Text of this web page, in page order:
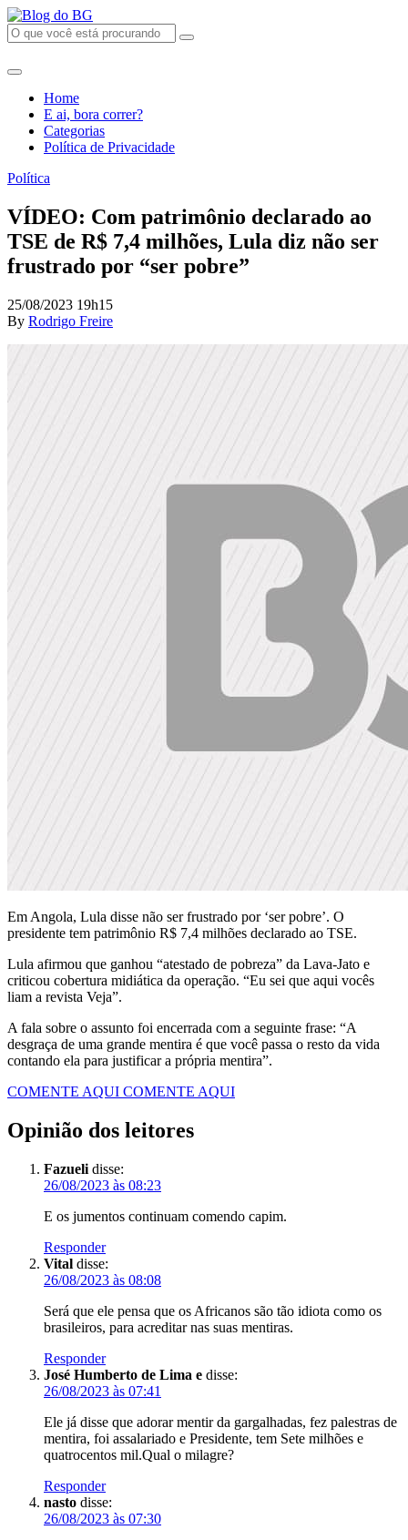
Home
E ai, bora correr?
Categorias
Política de Privacidade
Política
VÍDEO: Com patrimônio declarado ao
TSE de R$ 7,4 milhões, Lula diz não ser
frustrado por “ser pobre”
25/08/2023 19h15
By Rodrigo Freire
Em Angola, Lula disse não ser frustrado por ‘ser pobre’. O
presidente tem patrimônio R$ 7,4 milhões declarado ao TSE.
Lula afirmou que ganhou “atestado de pobreza” da Lava-Jato e
criticou cobertura midiática da operação. “Eu sei que aqui vocês
liam a revista Veja”.
A fala sobre o assunto foi encerrada com a seguinte frase: “A
desgraça de uma grande mentira é que você passa o resto da vida
contando ela para justificar a própria mentira”.
COMENTE AQUI COMENTE AQUI
Opinião dos leitores
Fazueli disse:
26/08/2023 às 08:23
E os jumentos continuam comendo capim.
Responder
Vital disse:
26/08/2023 às 08:08
Será que ele pensa que os Africanos são tão idiota como os
brasileiros, para acreditar nas suas mentiras.
Responder
José Humberto de Lima e disse:
26/08/2023 às 07:41
Ele já disse que adorar mentir da gargalhadas, fez palestras de
mentira, foi assalariado e Presidente, tem Sete milhões e
quatrocentos mil.Qual o milagre?
Responder
nasto disse:
26/08/2023 às 07:30